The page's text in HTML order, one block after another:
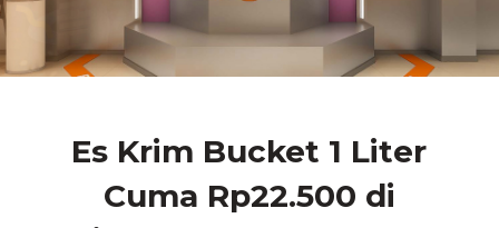
Es Krim Bucket 1 Liter
Cuma Rp22.500 di